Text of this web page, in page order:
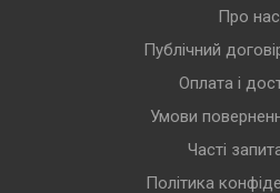
Про нас
Публічний
Оплата і
Умови
Часті
Політика